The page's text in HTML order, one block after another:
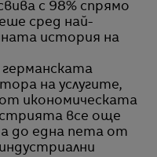
с 98% спрямо
сред най-
история на
на услугите,
икономическата
все още
а до една пета от
индустриални